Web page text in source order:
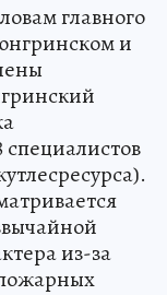
главного
и
из-за